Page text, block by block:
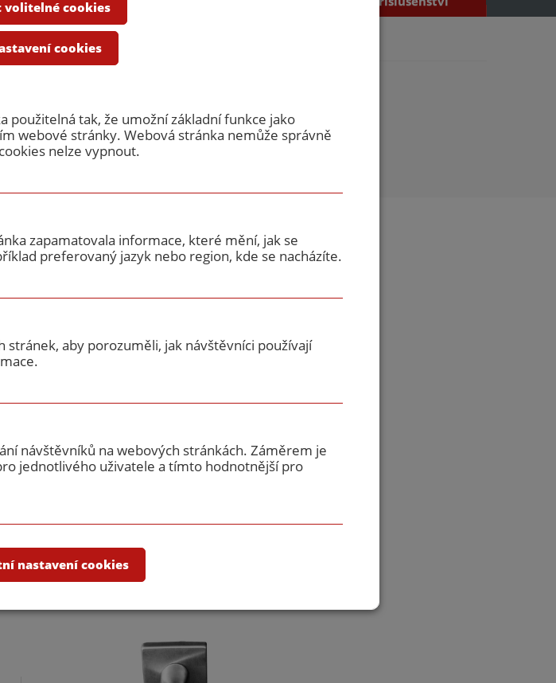
cookies
cookies
použitelná tak, že umožní základní funkce jako
webové stránky. Webová stránka nemůže správně
nelze vypnout.
zapamatovala informace, které mění, jak se
preferovaný jazyk nebo region, kde se nacházíte.
aby porozuměli, jak návštěvníci používají
návštěvníků na webových stránkách. Záměrem je
jednotlivého uživatele a tímto hodnotnější pro
nastavení cookies
Eurolaton
štítové
Skladem u dodavatele
produktu